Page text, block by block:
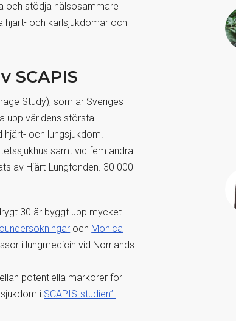
och stödja hälsosammare
hjärt- och kärlsjukdomar och
SCAPIS
Study), som är Sveriges
upp världens största
hjärt- och lungsjukdom.
samt vid fem andra
av Hjärt-Lungfonden. 30 000
30 år byggt upp mycket
och Monica
i lungmedicin vid Norrlands
potentiella markörer för
i SCAPIS-studien”.